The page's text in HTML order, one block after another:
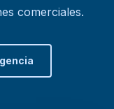
comerciales.